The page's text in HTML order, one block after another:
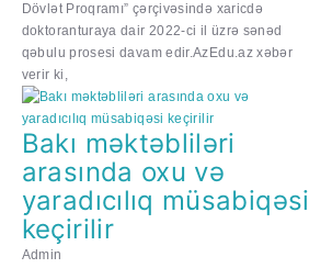
Dövlət Proqramı” çərçivəsində xaricdə
doktoranturaya dair 2022-ci il üzrə sənəd
qəbulu prosesi davam edir.AzEdu.az xəbər
verir ki,
Bakı məktəbliləri
arasında oxu və
yaradıcılıq müsabiqəsi
keçirilir
Admin